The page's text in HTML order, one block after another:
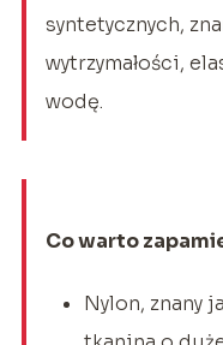
syntetycznych,
wytrzymałości,
wodę.
Co warto
Nylon, znany